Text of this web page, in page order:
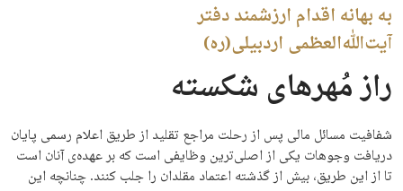
به بهانه اقدام ارزشمند دفتر
آیت‌الله‌العظمی اردبیلی(ره)
راز مُهرهای شکسته
شفافیت مسائل مالی پس از رحلت مراجع تقلید از طریق اعلام رسمی پایان
دریافت وجوهات یکی از اصلی‌ترین وظایفی است که بر عهده‌ی آنان است
تا از این طریق، بیش از گذشته اعتماد مقلدان را جلب کنند. چنانچه این